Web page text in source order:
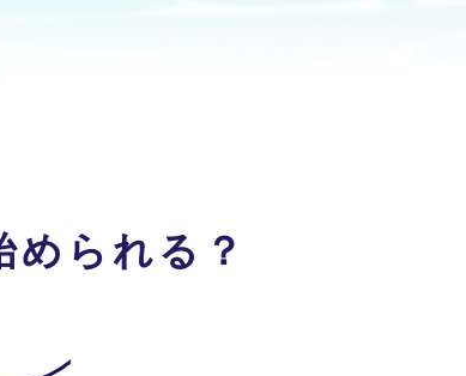
られる？